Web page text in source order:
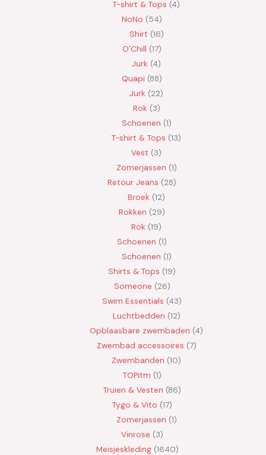
T-shirt & Tops 4
NoNo
54
Shirt 16
O'Chill 17
Jurk 4
Quapi 88
Jurk
22
Rok 3
Schoenen 1
T-shirt & Tops 13
Vest
3
Zomerjassen 1
Retour Jeans
28
Broek 12
Rokken
29
Rok 19
Schoenen 1
Schoenen 1
Shirts & Tops 19
Someone 26
Swim Essentials 43
Luchtbedden 12
Opblaasbare zwembaden 4
Zwembad accessoires 7
Zwembanden 10
TOPitm 1
Truien & Vesten 86
Tygo & Vito 17
Zomerjassen 1
Vinrose 3
Meisjeskleding 1640